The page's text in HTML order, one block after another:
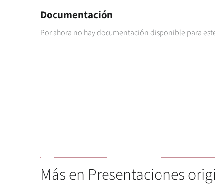
Documentación
Por ahora no hay documentación disponible para
Más en Presentaciones